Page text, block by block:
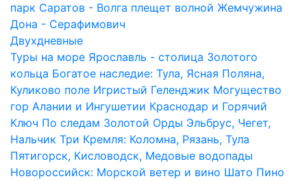
парк Саратов - Волга плещет волной Жемчужина
Дона - Серафимович
Двухдневные
Туры на море Ярославль - столица Золотого
кольца Богатое наследие: Тула, Ясная Поляна,
Куликово поле Игристый Геленджик Могущество
гор Алании и Ингушетии Краснодар и Горячий
Ключ По следам Золотой Орды Эльбрус, Чегет,
Нальчик Три Кремля: Коломна, Рязань, Тула
Пятигорск, Кисловодск, Медовые водопады
Новороссийск: Морской ветер и вино Шато Пино